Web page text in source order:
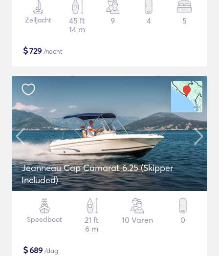
Zeiljacht
45 ft
14 m
9 4 5
$729 /nacht
Jeanneau Cap Camarat 6.25 (Skipper
Included)
Speedboot
21 ft
6 m
10 Varen 0
$689 /dag